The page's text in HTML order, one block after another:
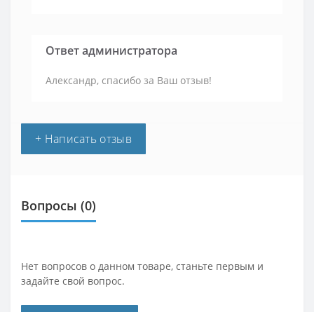
Ответ администратора
Александр, спасибо за Ваш отзыв!
+ Написать отзыв
Вопросы (0)
Нет вопросов о данном товаре, станьте первым и
задайте свой вопрос.